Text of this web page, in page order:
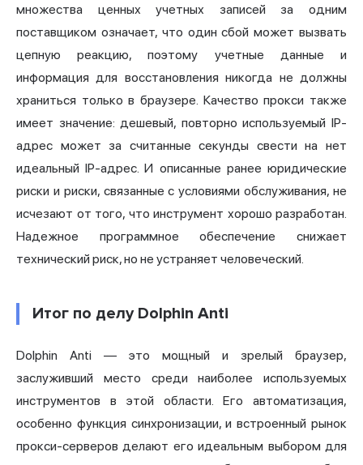
множества ценных учетных записей за одним
поставщиком означает, что один сбой может вызвать
цепную реакцию, поэтому учетные данные и
информация для восстановления никогда не должны
храниться только в браузере. Качество прокси также
имеет значение: дешевый, повторно используемый IP-
адрес может за считанные секунды свести на нет
идеальный IP-адрес. И описанные ранее юридические
риски и риски, связанные с условиями обслуживания, не
исчезают от того, что инструмент хорошо разработан.
Надежное программное обеспечение снижает
технический риск, но не устраняет человеческий.
Итог по делу Dolphin Anti
Dolphin Anti — это мощный и зрелый браузер,
заслуживший место среди наиболее используемых
инструментов в этой области. Его автоматизация,
особенно функция синхронизации, и встроенный рынок
прокси-серверов делают его идеальным выбором для